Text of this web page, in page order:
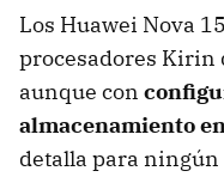
Los Huawei Nova
procesadores Kirin
aunque con
almacenamiento
detalla para ningún